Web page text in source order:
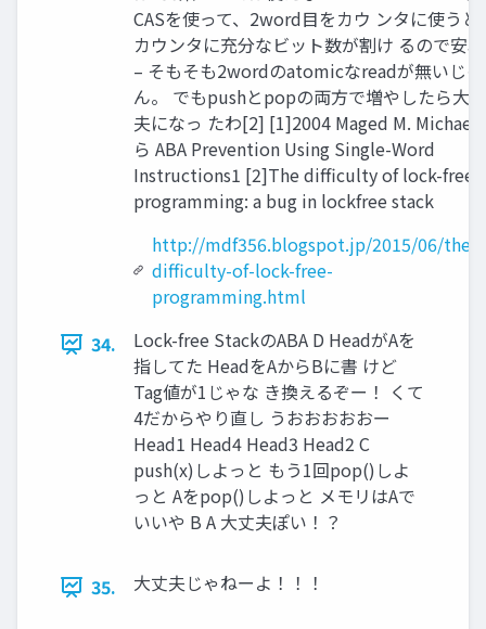
CASを使って、2word目をカウ ンタに使うと
カウンタに充分なビット数が割け るので安心
– そもそも2wordのatomicなreadが無いじゃ
ん。 でもpushとpopの両方で増やしたら大丈
夫になっ たわ[2] [1]2004 Maged M. Michael
ら ABA Prevention Using Single-Word
Instructions1 [2]The difficulty of lock-free
programming: a bug in lockfree stack
http://mdf356.blogspot.jp/2015/06/the-
difficulty-of-lock-free-
programming.html
34.
Lock-free StackのABA D HeadがAを
指してた HeadをAからBに書 けど
Tag値が1じゃな き換えるぞー！ くて
4だからやり直し うおおおおおー
Head1 Head4 Head3 Head2 C
push(x)しよっと もう1回pop()しよ
っと Aをpop()しよっと メモリはAで
いいや B A 大丈夫ぽい！？
35. 大丈夫じゃねーよ！！！